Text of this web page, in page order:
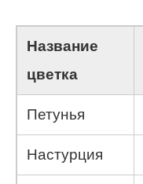
Название
цветка
Петунья
Настурция